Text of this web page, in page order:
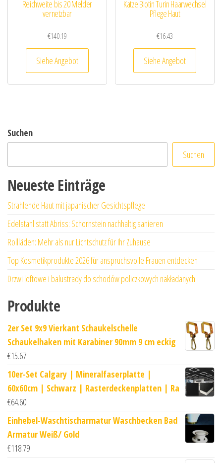
Reichweite bis 20 Melder
vernetzbar
€140.19
Siehe Angebot
Katze Biotin Turin Haarwechsel
Pflege Haut
€16.43
Siehe Angebot
Suchen
Suchen
Neueste Einträge
Strahlende Haut mit japanischer Gesichtspflege
Edelstahl statt Abriss: Schornstein nachhaltig sanieren
Rollläden: Mehr als nur Lichtschutz für Ihr Zuhause
Top Kosmetikprodukte 2026 für anspruchsvolle Frauen entdecken
Drzwi loftowe i balustrady do schodów policzkowych nakładanych
Produkte
2er Set 9x9 Vierkant Schaukelschelle
Schaukelhaken mit Karabiner 90mm 9 cm eckig
€15.67
10er-Set Calgary | Mineralfaserplatte |
60x60cm | Schwarz | Rasterdeckenplatten | Ra
€64.60
Einhebel-Waschtischarmatur Waschbecken Bad
Armatur Weiß/ Gold
€118.79